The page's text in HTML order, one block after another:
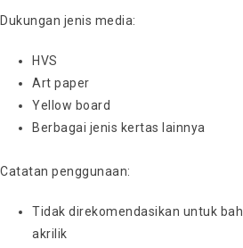
Dukungan jenis media:
HVS
Art paper
Yellow board
Berbagai jenis kertas lainnya
Catatan penggunaan:
Tidak direkomendasikan untuk
akrilik